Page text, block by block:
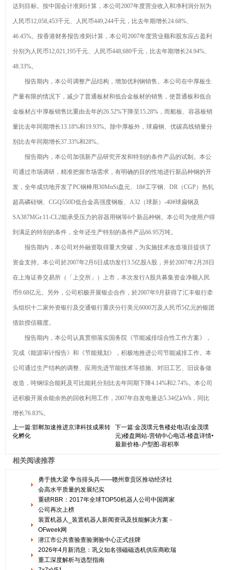
司优选！
的“黑”科技
达到目标。按中国会计准则计算，本公司2007年度营业收入和净利润分别为
人民币12,058,453千元、人民币449,244千元，比去年期增长24.68%、
46.45%。按香港财务报告准则计算，本公司2007年度营业额和股东应占盈利
分别为人民币12,021,195千元、人民币448,680千元，比去年期增长24.94%、
48.33%。
报告期内，本公司调整产品结构，增加优利钢销售。本公司在中厚板生
产量有限的情况下，减少了普通板材和低合金板材的销售，使普通板和低合
金板材占中厚板销售比重由去年的26.52%下降至15.28%，而船板、容器板销
量比去年同期增长13.18%和19.93%。除中厚板外，球扁钢、优碳高线销量分
别比去年同期增长37.33%和28%。
报告期内，本公司加强新产品研究开发和特别的条件产品的试制。本公
司通过市场调研，精准把握市场需求，有明确的目的性地进行新品种钢的开
发，全年成功地开发了PC钢棒用30MnSi盘元、18#工字钢、DR（CGP）热轧
超高磷硅钢、CGQ550D低合金高强度钢板、A32（球新）-40#球扁钢及
SA387MGr.11-CL2能承受压力的容器用钢等6个新品种钢。本公司为使用户得
到满足的特别的条件，全年还生产特别的条件产品66.95万吨。
报告期内，本公司对外融资取得重大突破，为实施技术改造项目提供了
资金支持。本公司於2007年2月6日成功发行3.5亿股A股，并於2007年2月28日
在上海证券交易所（「上交所」）上市，本次发行A股共募集资金净额人民
币9.68亿元。另外，公司积极开展银企合作，於2007年9月获得了汇丰银行牵
头组织十二家外资银行及交通银行重庆分行美元6000万及人民币5亿元的银团
借款授信额度。
报告期内，本公司认真贯彻落实国务院《节能减排综合性工作方案》，
完成《能源审计报告》和《节能规划》，积极地推进公司节能减排工作。本
公司通过生产结构的调整、应用先进节能技术等措施、对旧工艺、旧设备做
改造，吨钢综合能耗及可比能耗分别比去年同期下降4.14%和2.74%。本公司
还积极开展余能余热的回收利用工作，2007年自发电量达5.34亿kWh，同比
增长76.83%。
上一篇:邯郸加速推进京津科技成果转
化孵化
下一篇:金茂璞元售楼处电话(金茂璞
元)楼盘网站-营销中心电话-楼盘详情•
最新价格-户型图-容积率
相关阅读推荐
勇于挑大梁 争当排头兵——赣州章贡区推动经济社
会高水平质量的发展纪实
重磅RBR：2017年全球TOP50机器人公司中国两家
公司再次上榜
装置机器人_装置机器人新闻资讯及技能解决方案 -
OFweek网
潜江市公共查验查验测验中心正式挂牌
2026年4月新消息：巩义知名强磁磁选机供应商欧瑞
重工深度解析与选型指南